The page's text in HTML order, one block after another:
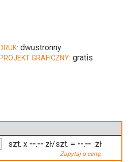
DRUK: dwustronny
PROJEKT GRAFICZNY: gratis
szt. x --.-- zł/szt.
Zapytaj o cenę.
= --.-- zł